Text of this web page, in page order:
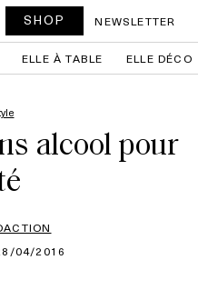
SHOP NEWSLETTER
ELLE À TABLE ELLE DÉCO
alcool pour
04/2016